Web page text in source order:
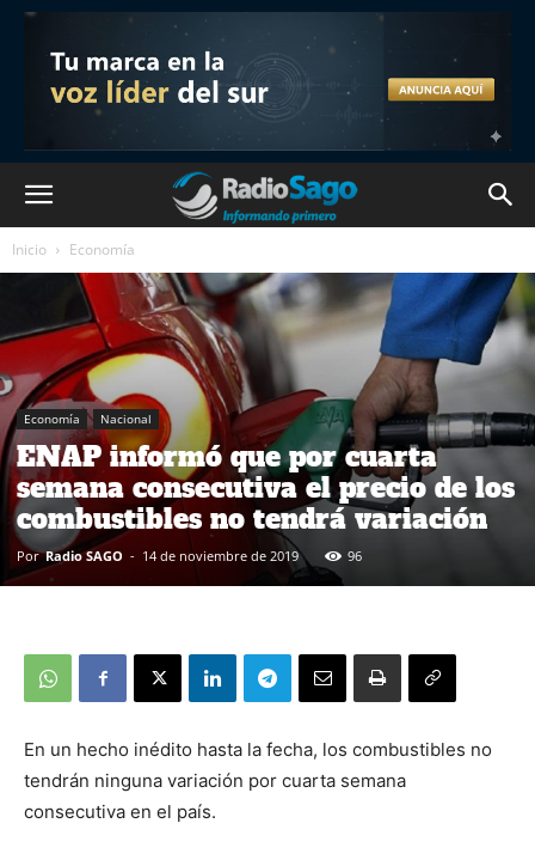
Inicio Economía
Economía Nacional
ENAP informó que por cuarta
semana consecutiva el precio de los
combustibles no tendrá variación
Por Radio SAGO - 14 de noviembre de 2019 96
En un hecho inédito hasta la fecha, los combustibles no
tendrán ninguna variación por cuarta semana
consecutiva en el país.